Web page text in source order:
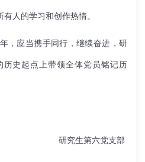
人的学习和创作热情。
，应当携手同行，继续奋进，研
历史起点上带领全体党员铭记历
研究生第六党支部